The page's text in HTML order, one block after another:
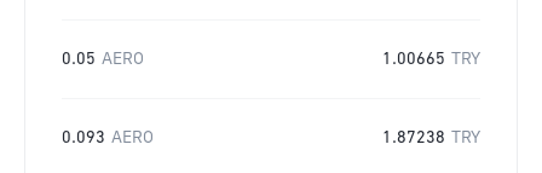
0.05 AERO 1.00665 TRY
0.093 AERO 1.87238 TRY